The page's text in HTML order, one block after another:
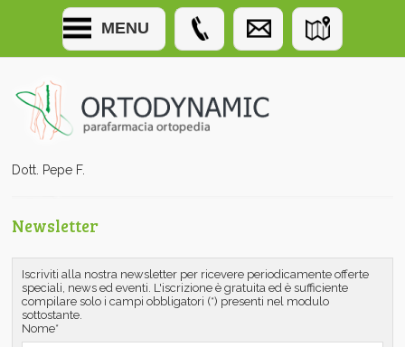
MENU
Dott. Pepe F.
Newsletter
Iscriviti alla nostra newsletter per ricevere periodicamente offerte
speciali, news ed eventi. L'iscrizione è gratuita ed è sufficiente
compilare solo i campi obbligatori (*) presenti nel modulo
sottostante.
Nome*